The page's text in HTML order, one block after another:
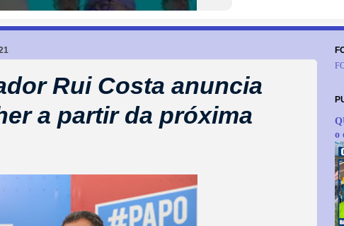
Rui Costa anuncia
a partir da próxima
o